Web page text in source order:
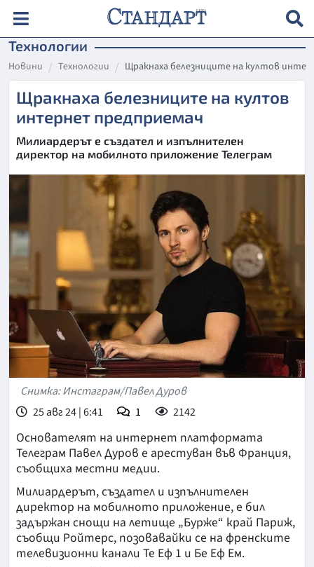
Технологии
Новини Технологии Щракнаха белезниците на култов
Щракнаха белезниците на култов
интернет предприемач
Милиардерът е създател и изпълнителен
директор на мобилното приложение Телеграм
Снимка: Инстаграм/Павел Дуров
25 авг 24 | 6:41
1 2142
Основателят на интернет платформата
Телеграм Павел Дуров е арестуван във Франция,
съобщиха местни медии.
Милиардерът, създател и изпълнителен
директор на мобилното приложение, е бил
задържан снощи на летище „Бурже“ край Париж,
съобщи Ройтерс, позовавайки се на френските
телевизионни канали Те Еф 1 и Бе Еф Ем.